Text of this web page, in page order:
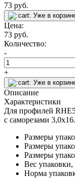
73 руб.
Уже в
Цена:
73 руб.
Количество:
-
+
Уже в
Описание
Характеристики
Для профилей
с саморезами 3,0x16.
Размеры
Размеры
Размеры
Вес упаковки,
Норма